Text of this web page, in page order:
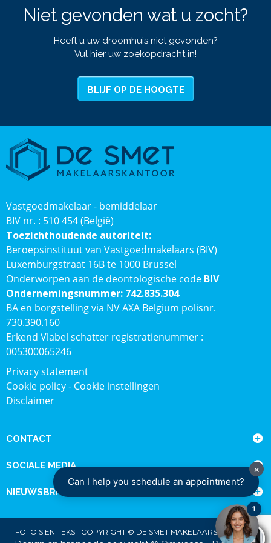
Niet gevonden wat u zocht?
Heeft u uw droomhuis niet gevonden?
Vul hier uw zoekopdracht in!
BLIJF OP DE HOOGTE
Vastgoedmakelaar - bemiddelaar
BIV nr. : 510 454 (België)
Toezichthoudende autoriteit:
Beroepsinstituut van Vastgoedmakelaars (BIV)
Luxemburgstraat 16B te 1000 Brussel
Onderworpen aan de deontologische code BIV
Ondernemingsnummer: 742.835.304
BA en borgstelling via NV AXA Belgium polisnr.
730.390.160
Erkend Vlabel schatter registratienummer :
005300065246
Privacy statement
Cookie policy- Cookie instellingen
Disclaimer
CONTACT
SOCIALE MEDIA
NIEUWSBRIEF
FOTO'S EN TEKST COPYRIGHT © DE SMET MAKELAARSKANTOOR